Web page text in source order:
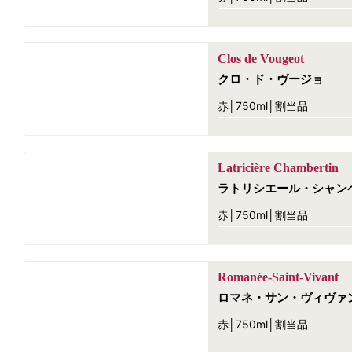
Clos de Vougeot
クロ・ド・ヴージョ
赤│750ml│割当品
Latricière Chambertin
ラトリシエール・シャン
赤│750ml│割当品
Romanée-Saint-Vivant
ロマネ・サン・ヴィヴァ
赤│750ml│割当品